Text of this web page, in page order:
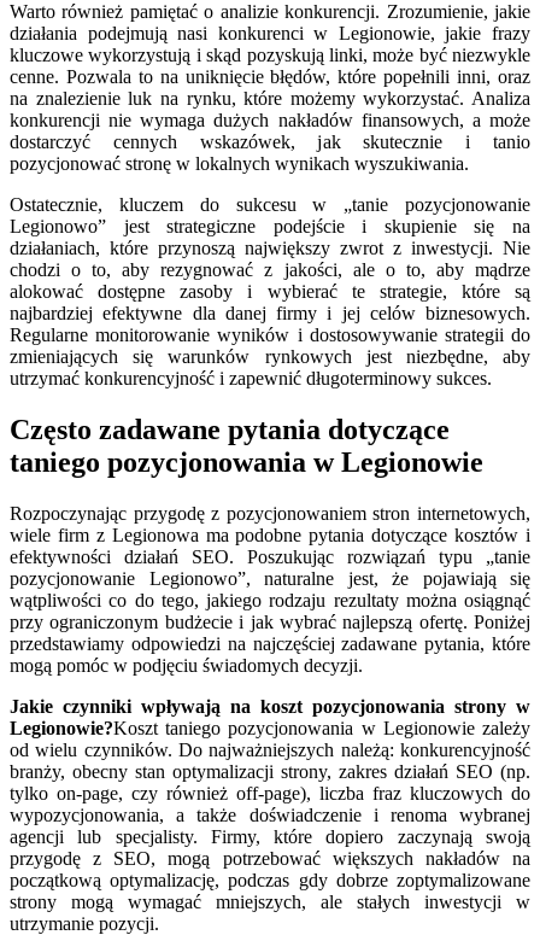
Warto również pamiętać o analizie konkurencji. Zrozumienie, jakie
działania podejmują nasi konkurenci w Legionowie, jakie frazy
kluczowe wykorzystują i skąd pozyskują linki, może być niezwykle
cenne. Pozwala to na uniknięcie błędów, które popełnili inni, oraz
na znalezienie luk na rynku, które możemy wykorzystać. Analiza
konkurencji nie wymaga dużych nakładów finansowych, a może
dostarczyć cennych wskazówek, jak skutecznie i tanio
pozycjonować stronę w lokalnych wynikach wyszukiwania.
Ostatecznie, kluczem do sukcesu w „tanie pozycjonowanie
Legionowo” jest strategiczne podejście i skupienie się na
działaniach, które przynoszą największy zwrot z inwestycji. Nie
chodzi o to, aby rezygnować z jakości, ale o to, aby mądrze
alokować dostępne zasoby i wybierać te strategie, które są
najbardziej efektywne dla danej firmy i jej celów biznesowych.
Regularne monitorowanie wyników i dostosowywanie strategii do
zmieniających się warunków rynkowych jest niezbędne, aby
utrzymać konkurencyjność i zapewnić długoterminowy sukces.
Często zadawane pytania dotyczące
taniego pozycjonowania w Legionowie
Rozpoczynając przygodę z pozycjonowaniem stron internetowych,
wiele firm z Legionowa ma podobne pytania dotyczące kosztów i
efektywności działań SEO. Poszukując rozwiązań typu „tanie
pozycjonowanie Legionowo”, naturalne jest, że pojawiają się
wątpliwości co do tego, jakiego rodzaju rezultaty można osiągnąć
przy ograniczonym budżecie i jak wybrać najlepszą ofertę. Poniżej
przedstawiamy odpowiedzi na najczęściej zadawane pytania, które
mogą pomóc w podjęciu świadomych decyzji.
Jakie czynniki wpływają na koszt pozycjonowania strony w
Legionowie?Koszt taniego pozycjonowania w Legionowie zależy
od wielu czynników. Do najważniejszych należą: konkurencyjność
branży, obecny stan optymalizacji strony, zakres działań SEO (np.
tylko on-page, czy również off-page), liczba fraz kluczowych do
wypozycjonowania, a także doświadczenie i renoma wybranej
agencji lub specjalisty. Firmy, które dopiero zaczynają swoją
przygodę z SEO, mogą potrzebować większych nakładów na
początkową optymalizację, podczas gdy dobrze zoptymalizowane
strony mogą wymagać mniejszych, ale stałych inwestycji w
utrzymanie pozycji.